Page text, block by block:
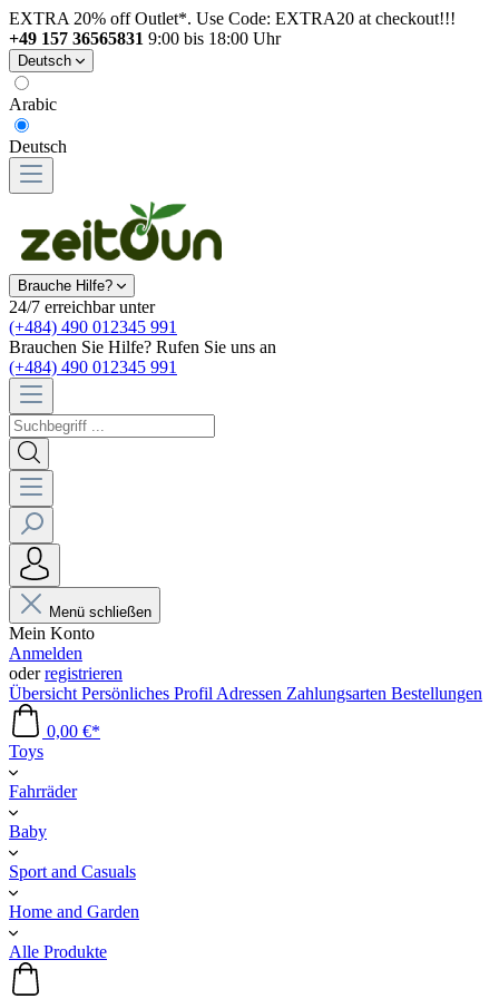
EXTRA 20% off Outlet*. Use Code: EXTRA20 at checkout!!!
+49 157 36565831 9:00 bis 18:00 Uhr
Deutsch
Arabic
Deutsch
Brauche Hilfe?
24/7 erreichbar unter
(+484) 490 012345 991
Brauchen Sie Hilfe? Rufen Sie uns an
(+484) 490 012345 991
Menü schließen
Mein Konto
Anmelden
oderregistrieren
Übersicht Persönliches Profil Adressen Zahlungsarten Bestellungen
0,00 €*
Toys
Fahrräder
Baby
Sport and Casuals
Home and Garden
Alle Produkte